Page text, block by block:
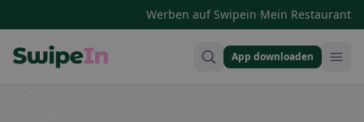
Werben auf Swipein·Mein Restaurant
App downloaden